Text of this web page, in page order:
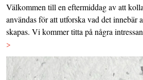
Välkommen till en eftermiddag av att
användas för att utforska vad det innebär
skapas. Vi kommer titta på några
>